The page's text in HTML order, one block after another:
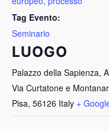
Tag Evento:
Seminario
LUOGO
Palazzo della Sapienza,
Via Curtatone e
Pisa, 56126 Italy +